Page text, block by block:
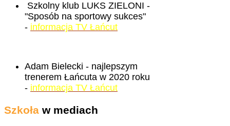
Szkolny klub LUKS ZIELONI -
"Sposób na sportowy sukces"
- informacja TV Łańcut
Adam Bielecki - najlepszym
trenerem Łańcuta w 2020 roku
- informacja TV Łańcut
Szkoła w mediach